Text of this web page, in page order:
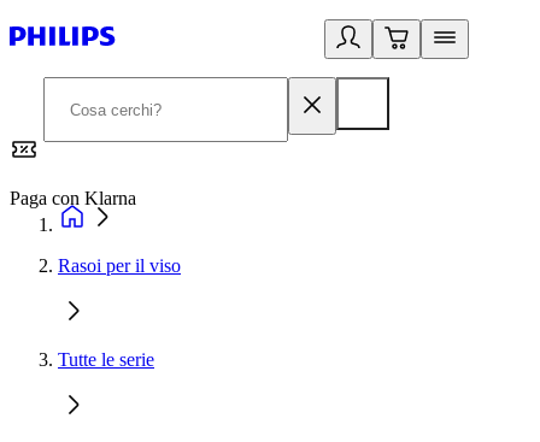
Paga con Klarna
Rasoi per il viso
Tutte le serie